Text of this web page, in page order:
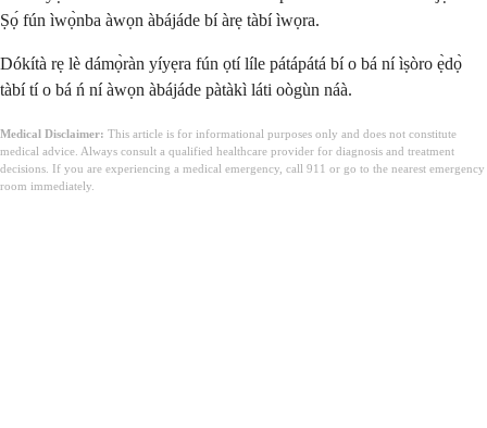
Ṣọ́ fún ìwọ̀nba àwọn àbájáde bí àrẹ tàbí ìwọra.
Dókítà rẹ lè dámọ̀ràn yíyẹra fún ọtí líle pátápátá bí o bá ní ìṣòro ẹ̀dọ̀
tàbí tí o bá ń ní àwọn àbájáde pàtàkì láti oògùn náà.
Medical Disclaimer: This article is for informational purposes only and does not constitute
medical advice. Always consult a qualified healthcare provider for diagnosis and treatment
decisions. If you are experiencing a medical emergency, call 911 or go to the nearest emergency
room immediately.